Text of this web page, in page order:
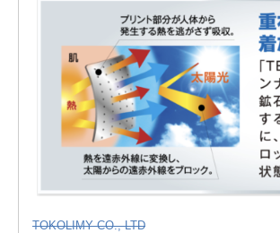
TOKOLIMY CO., LTD